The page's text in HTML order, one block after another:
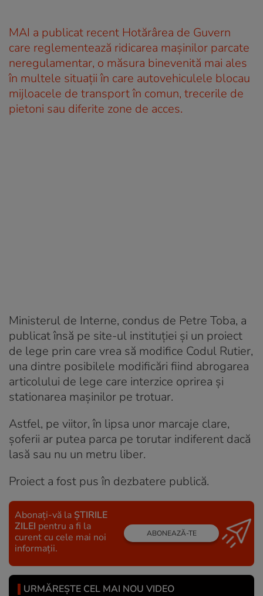
MAI a publicat recent Hotărârea de Guvern
care reglementează ridicarea mașinilor parcate
neregulamentar, o măsura binevenită mai ales
în multele situații în care autovehiculele blocau
mijloacele de transport în comun, trecerile de
pietoni sau diferite zone de acces.
Ministerul de Interne, condus de Petre Toba, a
publicat însă pe site-ul instituției și un proiect
de lege prin care vrea să modifice Codul Rutier,
una dintre posibilele modificări fiind abrogarea
articolului de lege care interzice oprirea și
stationarea mașinilor pe trotuar.
Astfel, pe viitor, în lipsa unor marcaje clare,
șoferii ar putea parca pe torutar indiferent dacă
lasă sau nu un metru liber.
Proiect a fost pus în dezbatere publică.
Abonați-vă la ȘTIRILE
ZILEI pentru a fi la
curent cu cele mai noi
informații.
ABONEAZĂ-TE
URMĂREȘTE CEL MAI NOU VIDEO